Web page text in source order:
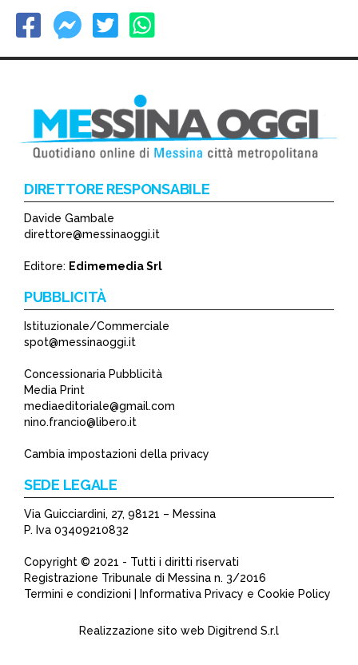
DIRETTORE RESPONSABILE
Davide Gambale
direttore@messinaoggi.it
Editore: Edimemedia Srl
PUBBLICITÀ
Istituzionale/Commerciale
spot@messinaoggi.it
Concessionaria Pubblicità
Media Print
mediaeditoriale@gmail.com
nino.francio@libero.it
Cambia impostazioni della privacy
SEDE LEGALE
Via Guicciardini, 27, 98121 – Messina
P. Iva 03409210832
Copyright © 2021 - Tutti i diritti riservati
Registrazione Tribunale di Messina n. 3/2016
Termini e condizioni | Informativa Privacy e Cookie Policy
Realizzazione sito web Digitrend S.r.l